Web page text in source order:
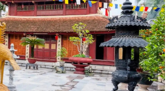
toàn quốc sơ kết 1 năm vận hành mô hình
điều của Luật Tiếp công dân, luật khiếu